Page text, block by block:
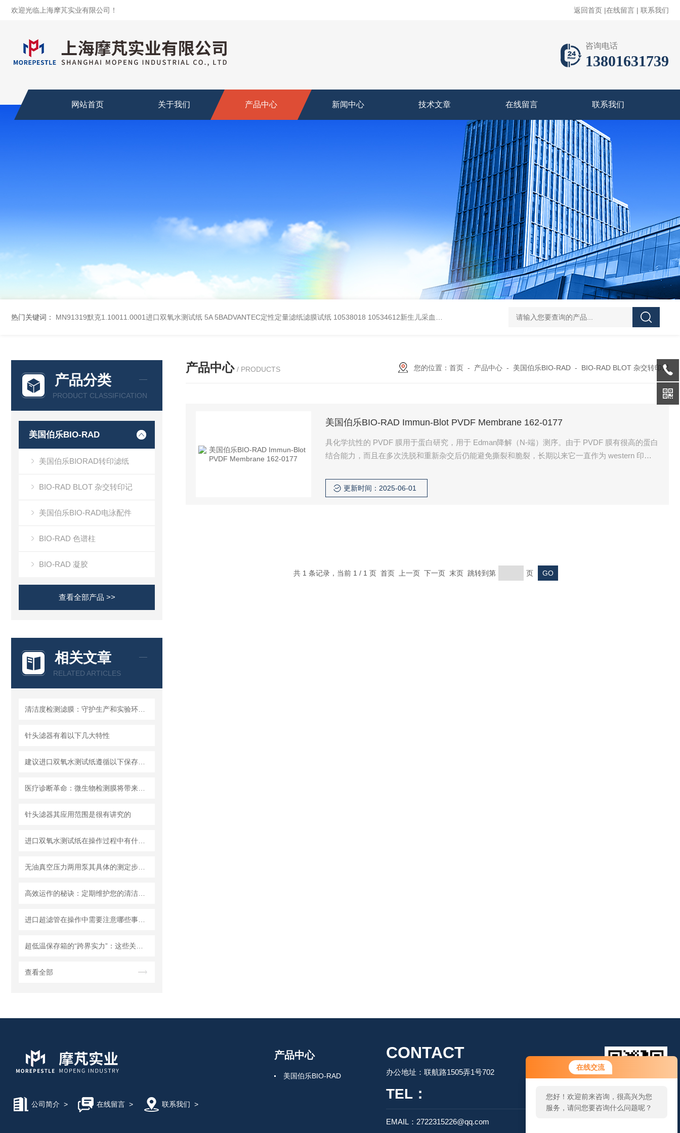
在线交流
您好！欢迎前来咨询，很高兴为您
服务，请问您要咨询什么问题呢？
欢迎光临上海摩芃实业有限公司！ 返回首页 |在线留言 | 联系我们
咨询电话
13801631739
网站首页 关于我们 产品中心 新闻中心 技术文章 在线留言 联系我们
热门关键词： MN91319默克1.10011.0001进口双氧水测试纸 5A 5BADVANTEC定性定量滤纸滤膜试纸 10538018 10534612新生儿采血纸 3119-0050无菌339652 23-2263赛默飞离心管 UFC903096 MAP001
产品分类
PRODUCT CLASSIFICATION
美国伯乐BIO-RAD
美国伯乐BIORAD转印滤纸
BIO-RAD BLOT 杂交转印记
美国伯乐BIO-RAD电泳配件
BIO-RAD 色谱柱
BIO-RAD 凝胶
查看全部产品 >>
相关文章
RELATED ARTICLES
针头滤器有着以下几大特性
针头滤器其应用范围是很有讲究的
查看全部
产品中心 / PRODUCTS 您的位置： 首页 - 产品中心 - 美国伯乐BIO-RAD - BIO-RAD BLOT 杂交转印记
美国伯乐BIO-RAD Immun-Blot PVDF Membrane 162-0177
具化学抗性的 PVDF 膜用于蛋白研究，用于 Edman降解（N-端）测序。由于 PVDF 膜有很高的蛋白
结合能力，而且在多次洗脱和重新杂交后仍能避免撕裂和脆裂，长期以来它一直作为 western 印迹
径均为0.2µm
更新时间：2025-06-01
共 1 条记录，当前 1 / 1 页 首页 上一页 下一页 末页 跳转到第 页
公司简介 > 在线留言> 联系我们 >
产品中心
美国伯乐BIO-RAD
CONTACT
办公地址：联航路1505弄1号702
TEL：
EMAIL：2722315226@qq.com